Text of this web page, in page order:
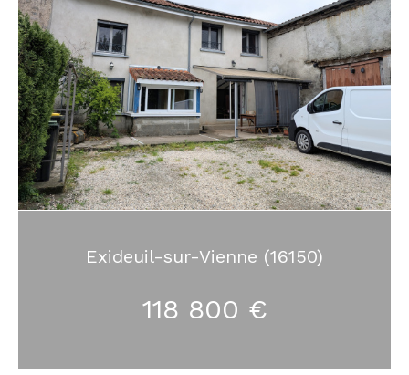
Exideuil-sur-Vienne (16150)
118 800 €